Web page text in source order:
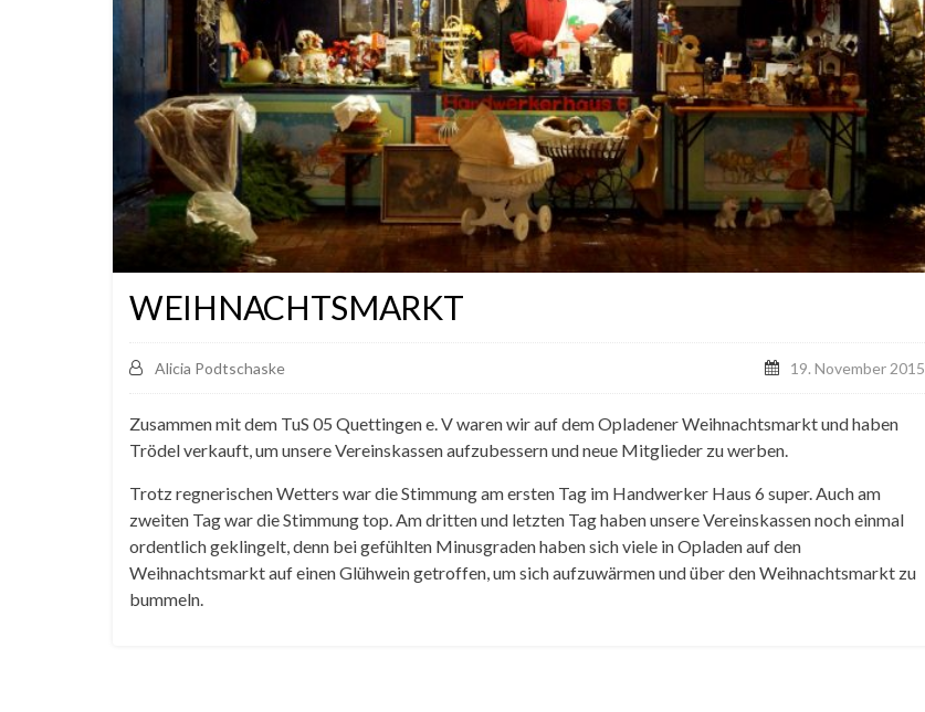
WEIHNACHTSMARKT
Alicia Podtschaske 19. November 2015
Zusammen mit dem TuS 05 Quettingen e. V waren wir auf dem Opladener Weihnachtsmarkt und haben
Trödel verkauft, um unsere Vereinskassen aufzubessern und neue Mitglieder zu werben.
Trotz regnerischen Wetters war die Stimmung am ersten Tag im Handwerker Haus 6 super. Auch am
zweiten Tag war die Stimmung top. Am dritten und letzten Tag haben unsere Vereinskassen noch einmal
ordentlich geklingelt, denn bei gefühlten Minusgraden haben sich viele in Opladen auf den
Weihnachtsmarkt auf einen Glühwein getroffen, um sich aufzuwärmen und über den Weihnachtsmarkt zu
bummeln.